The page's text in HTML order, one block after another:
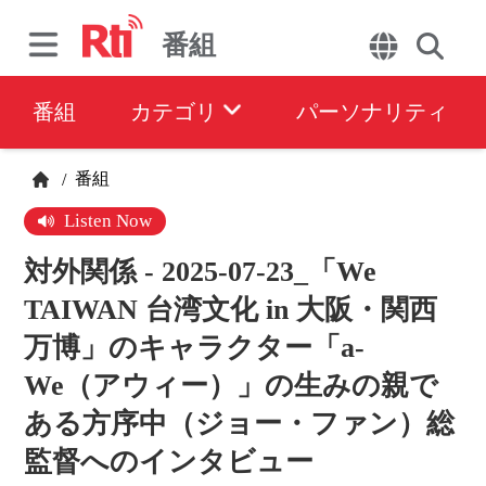
番組
番組 カテゴリ パーソナリティ
/ 番組
Listen Now
対外関係 - 2025-07-23_「We
TAIWAN 台湾文化 in 大阪・関西
万博」のキャラクター「a-
We（アウィー）」の生みの親で
ある方序中（ジョー・ファン）総
監督へのインタビュー